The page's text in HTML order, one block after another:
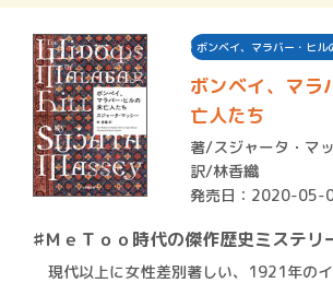
ボンベイ、マラバー・ヒル
ボンベイ、マラ
亡人たち
著/スジャータ・マ
訳/林香織
発売日：2020-05-
♯ＭｅＴｏｏ時代の傑作歴史ミステリ
現代以上に女性差別著しい、1921年の